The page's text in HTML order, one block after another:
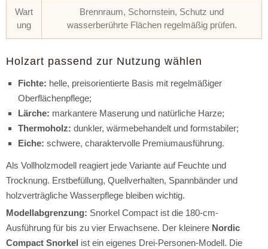
Wart
ung
Brennraum, Schornstein, Schutz und
wasserberührte Flächen regelmäßig prüfen.
Holzart passend zur Nutzung wählen
Fichte: helle, preisorientierte Basis mit regelmäßiger
Oberflächenpflege;
Lärche: markantere Maserung und natürliche Harze;
Thermoholz: dunkler, wärmebehandelt und formstabiler;
Eiche: schwere, charaktervolle Premiumausführung.
Als Vollholzmodell reagiert jede Variante auf Feuchte und
Trocknung. Erstbefüllung, Quellverhalten, Spannbänder und
holzverträgliche Wasserpflege bleiben wichtig.
Modellabgrenzung: Snorkel Compact ist die 180-cm-
Ausführung für bis zu vier Erwachsene. Der kleinere Nordic
Compact Snorkel ist ein eigenes Drei-Personen-Modell. Die